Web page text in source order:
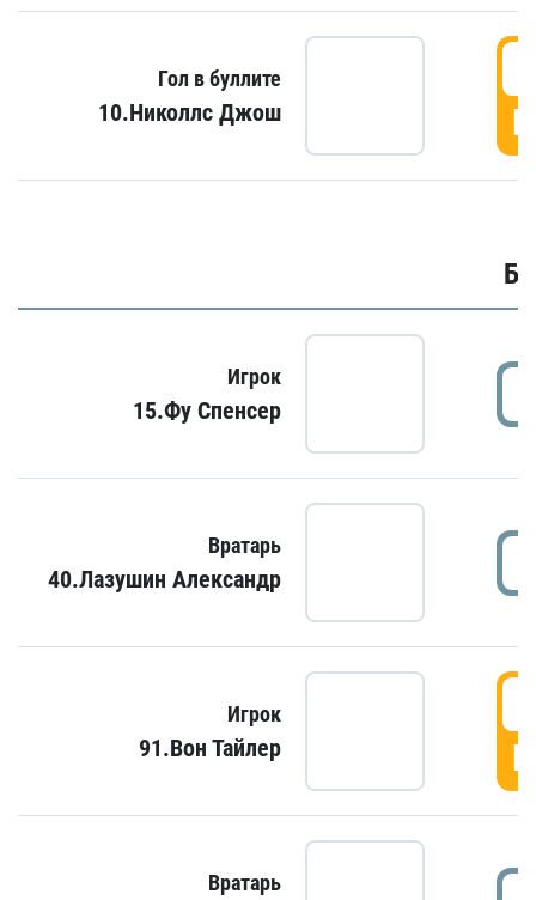
Гол в буллите
10.Николлс Джош
Игрок
15.Фу Спенсер
Вратарь
40.Лазушин Александр
Игрок
91.Вон Тайлер
Вратарь